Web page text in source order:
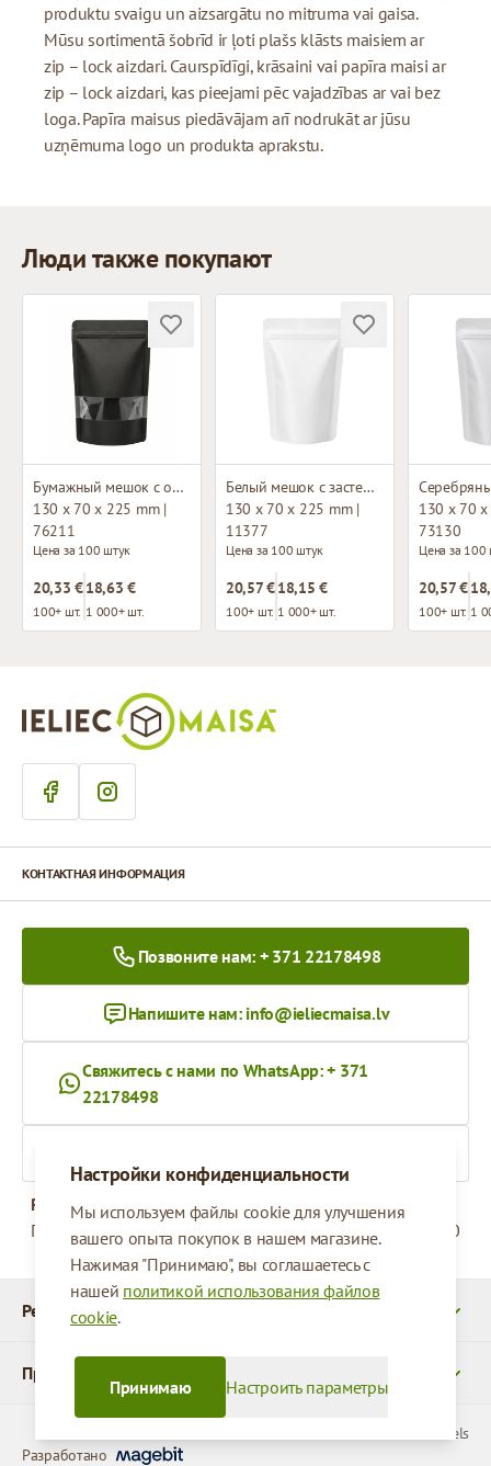
produktu svaigu un aizsargātu no mitruma vai gaisa.
Mūsu sortimentā šobrīd ir ļoti plašs klāsts maisiem ar
zip – lock aizdari. Caurspīdīgi, krāsaini vai papīra maisi ar
zip – lock aizdari, kas pieejami pēc vajadzības ar vai bez
loga. Papīra maisus piedāvājam arī nodrukāt ar jūsu
uzņēmuma logo un produkta aprakstu.
Люди также покупают
Бумажный мешок с окном и застежкой зип-лок
130 x 70 x 225 mm |
76211
Цена за 100 штук
20,33 €
100+ шт.
18,63 €
1 000+ шт.
Белый мешок с застежкой зип-лок
130 x 70 x 225 mm |
11377
Цена за 100 штук
20,57 €
100+ шт.
18,15 €
1 000+ шт.
130 x 70
73130
Цена за 100
20,57 €
100+ шт. 1
Настройки конфиденциальности
Мы используем файлы cookie для улучшения
вашего опыта покупок в нашем магазине.
Нажимая "Принимаю", вы соглашаетесь с
нашей политикой использования файлов
cookie.
Настроить параметры
Принимаю
Реквизиты
Продукты
КОНТАКТНАЯ ИНФОРМАЦИЯ
Позвоните нам: + 371 22178498
Напишите нам: info@ieliecmaisa.lv
Свяжитесь с нами по WhatsApp: + 371
22178498
Рабочее время
Понедельник - Пятница
09:00 - 17:00
© 2026 SIA Parcels
Разработано